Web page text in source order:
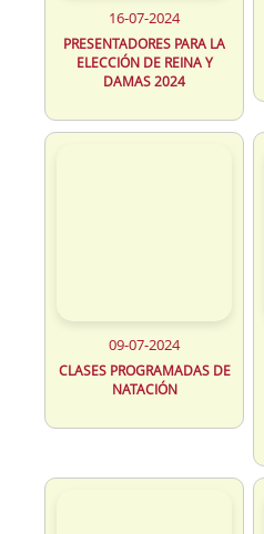
16-07-2024
PRESENTADORES PARA LA
ELECCIÓN DE REINA Y
DAMAS 2024
09-07-2024
CLASES PROGRAMADAS DE
NATACIÓN